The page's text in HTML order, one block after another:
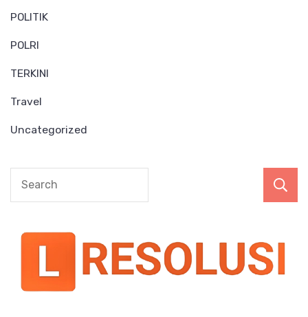
POLITIK
POLRI
TERKINI
Travel
Uncategorized